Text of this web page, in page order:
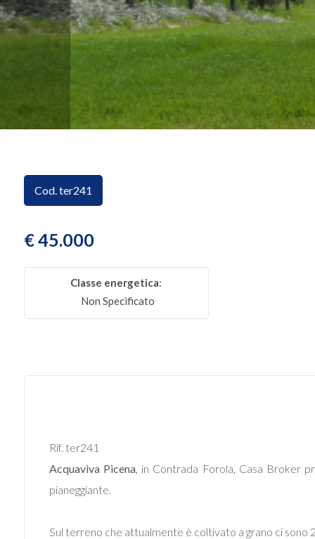
Cod. ter241
€ 45.000
Classe energetica:
Non Specificato
Rif. ter241
Acquaviva Picena, in Contrada Forola, Casa Broker
pianeggiante.
Sul terreno che attualmente è coltivato a grano ci sono
CONTATTI
Provincia
Tipologia
Residenziali